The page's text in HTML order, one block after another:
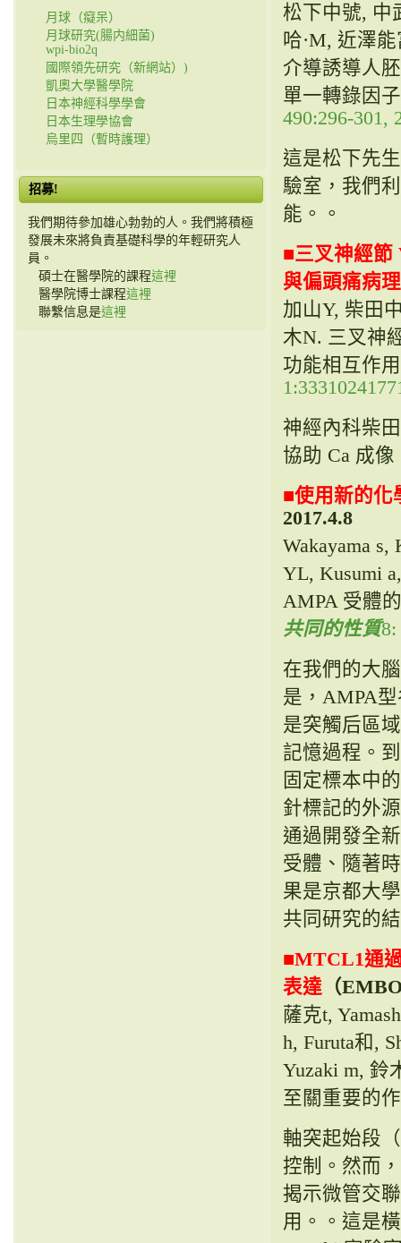
月球（癡呆）
月球研究(腸内細菌)
wpi-bio2q
國際領先研究（新網站）)
凱奧大學醫學院
日本神經科學學會
日本生理學協會
烏里四（暫時護理）
招募!
我們期待參加雄心勃勃的人。我們將積極
發展未來將負責基礎科學的年輕研究人
員。
碩士在醫學院的課程這裡
醫學院博士課程這裡
聯繫信息是這裡
松下中號, 中
哈·M, 近澤
介導誘導人
單一轉錄因
490:296-301,
這是松下先
驗室，我們
能。。
■三叉神經節
與偏頭痛病
加山Y, 柴田
木N. 三叉神
功能相互作
神經內科柴
協助 Ca 成像
■使用新的化
2017.4.8
Wakayama
YL, Kusumi
AMPA 受體
共同的性質8:
在我們的大
是，AMPA
是突觸后區
記憶過程。
固定標本中
針標記的外
通過開發全
受體、隨著
果是京都大
共同研究的
■MTCL1通
表達 （
薩克t,
h, Furuta和,
Yuzaki m, 鈴
至關重要的
軸突起始段
控制。然而
揭示微管交
用。。這是